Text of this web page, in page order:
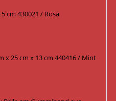
cm 430021 / Rosa
x 25 cm x 13 cm 440416 / Mint